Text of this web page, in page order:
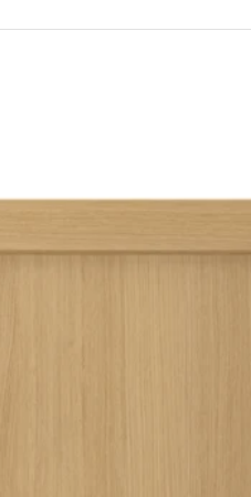
carballo, 60x100 cm
carballo, 20x80 cm
carballo, 30x80 cm